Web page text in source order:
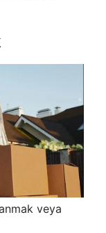
veya